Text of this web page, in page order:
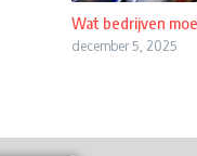
Wat bedrijven
december 5, 2025